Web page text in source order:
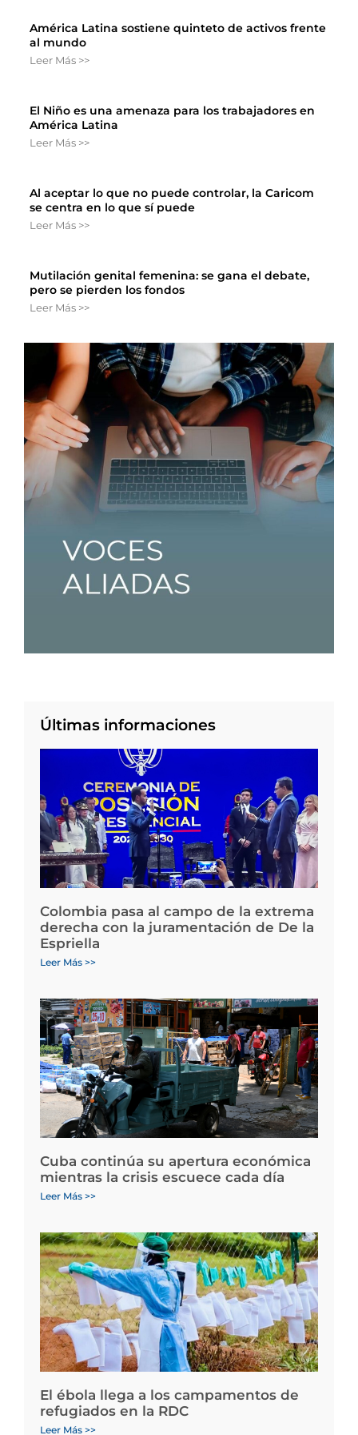
América Latina sostiene quinteto de activos frente
al mundo
Leer Más >>
El Niño es una amenaza para los trabajadores en
América Latina
Leer Más >>
Al aceptar lo que no puede controlar, la Caricom
se centra en lo que sí puede
Leer Más >>
Mutilación genital femenina: se gana el debate,
pero se pierden los fondos
Leer Más >>
Últimas informaciones
Colombia pasa al campo de la extrema
derecha con la juramentación de De la
Espriella
Leer Más >>
Cuba continúa su apertura económica
mientras la crisis escuece cada día
Leer Más >>
El ébola llega a los campamentos de
refugiados en la RDC
Leer Más >>